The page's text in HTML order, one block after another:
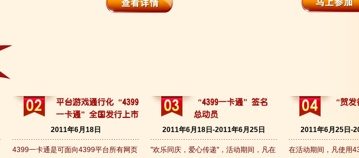
2011年6月18日
4399一卡通是可面向4399平台所有网页
2011年6月18日-2011年6月25日
"欢乐同庆，爱心传递"，活动期间，凡在
2011年6月25日-
在活动期间，凡使用